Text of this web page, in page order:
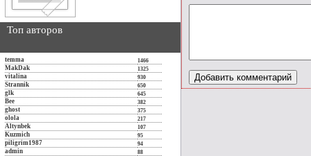
Топ авторов
temma 1466
MakDak 1325
vitalina 930
Strannik 650
glk 645
Bee 382
ghost 375
olola 217
Altynbek 107
Kuzmich 95
piligrim1987 94
admin 88